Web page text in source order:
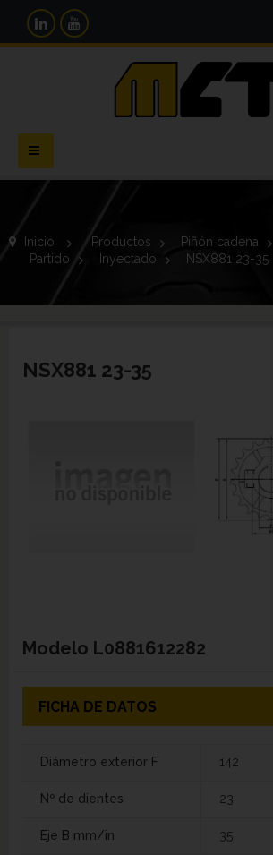
Navegación
Toggle
Inicio > Productos > Piñón cadena >
Partido > Inyectado > NSX881 23-35
NSX881 23-35
Modelo L0881612282
FICHA DE DATOS
Diámetro exterior F 142
Nº de dientes 23
Eje B mm/in 35